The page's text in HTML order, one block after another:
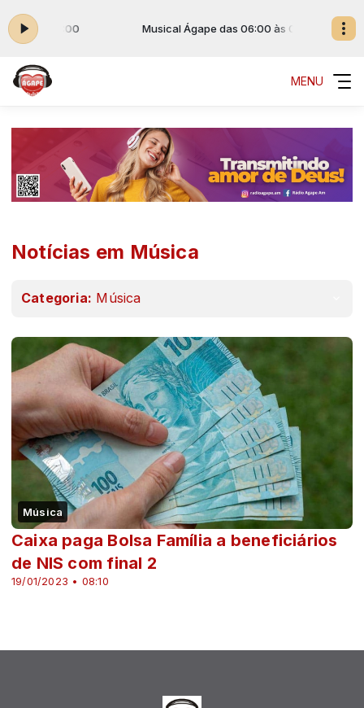
às 00:00 Musical Ágape das 06:00 às 00:00
MENU
Notícias em Música
Categoria: Música
Música
19/01/2023 • 08:10
Caixa paga Bolsa Família a beneficiários
de NIS com final 2